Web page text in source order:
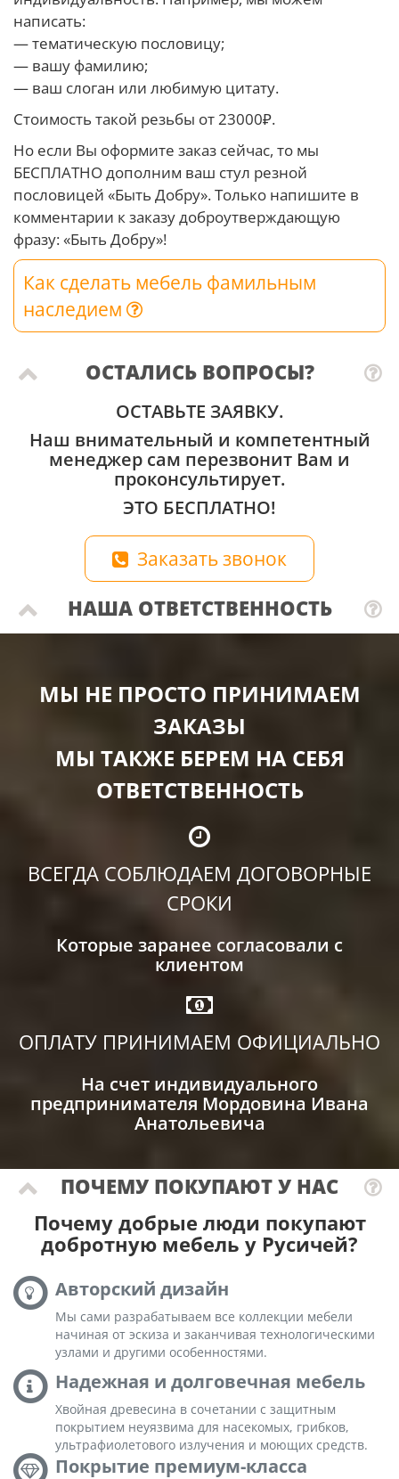
написать:
— тематическую пословицу;
— вашу фамилию;
— ваш слоган или любимую цитату.
Стоимость такой резьбы от 23000₽.
Но если Вы оформите заказ сейчас, то мы
БЕСПЛАТНО дополним ваш стул резной
пословицей «Быть Добру». Только напишите в
комментарии к заказу доброутверждающую
фразу: «Быть Добру»!
Как сделать мебель фамильным
наследием
ОСТАЛИСЬ ВОПРОСЫ?
ОСТАВЬТЕ ЗАЯВКУ.
Наш внимательный и компетентный
менеджер сам перезвонит Вам и
проконсультирует.
ЭТО БЕСПЛАТНО!
Заказать звонок
НАША ОТВЕТСТВЕННОСТЬ
МЫ НЕ ПРОСТО ПРИНИМАЕМ
ЗАКАЗЫ
МЫ ТАКЖЕ БЕРЕМ НА СЕБЯ
ОТВЕТСТВЕННОСТЬ
ВСЕГДА СОБЛЮДАЕМ ДОГОВОРНЫЕ
СРОКИ
Которые заранее согласовали с
клиентом
ОПЛАТУ ПРИНИМАЕМ ОФИЦИАЛЬНО
На счет индивидуального
предпринимателя Мордовина Ивана
Анатольевича
ПОЧЕМУ ПОКУПАЮТ У НАС
Почему добрые люди покупают
добротную мебель у Русичей?
Авторский дизайн
Мы сами разрабатываем все коллекции мебели
начиная от эскиза и заканчивая технологическими
узлами и другими особенностями.
Надежная и долговечная мебель
Хвойная древесина в сочетании с защитным
покрытием неуязвима для насекомых, грибков,
ультрафиолетового излучения и моющих средств.
Покрытие премиум-класса